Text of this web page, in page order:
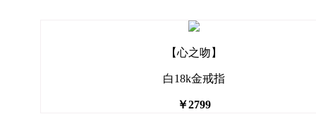
【心之吻】
白18k金戒指
￥2799